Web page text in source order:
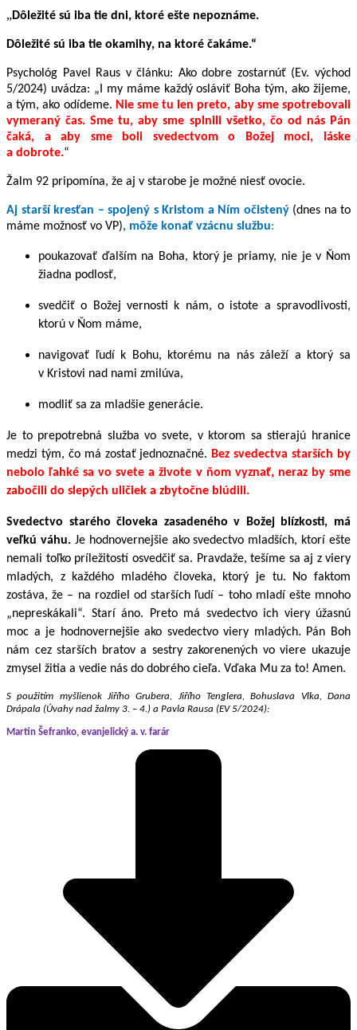
„Dôležité sú iba tie dni, ktoré ešte nepoznáme.
Dôležité sú iba tie okamihy, na ktoré čakáme.“
Psychológ Pavel Raus v článku: Ako dobre zostarnúť (Ev. východ
5/2024) uvádza: „I my máme každý osláviť Boha tým, ako žijeme,
a tým, ako odídeme. Nie sme tu len preto, aby sme spotrebovali
vymeraný čas. Sme tu, aby sme splnili všetko, čo od nás Pán
čaká, a aby sme boli svedectvom o Božej moci, láske
a dobrote.“
Žalm 92 pripomína, že aj v starobe je možné niesť ovocie.
Aj starší kresťan – spojený s Kristom a Ním očistený (dnes na to
máme možnosť vo VP), môže konať vzácnu službu:
poukazovať ďalším na Boha, ktorý je priamy, nie je v Ňom
žiadna podlosť,
svedčiť o Božej vernosti k nám, o istote a spravodlivosti,
ktorú v Ňom máme,
navigovať ľudí k Bohu, ktorému na nás záleží a ktorý sa
v Kristovi nad nami zmilúva,
modliť sa za mladšie generácie.
Je to prepotrebná služba vo svete, v ktorom sa stierajú hranice
medzi tým, čo má zostať jednoznačné. Bez svedectva starších by
nebolo ľahké sa vo svete a živote v ňom vyznať, neraz by sme
zabočili do slepých uličiek a zbytočne blúdili.
Svedectvo starého človeka zasadeného v Božej blízkosti, má
veľkú váhu. Je hodnovernejšie ako svedectvo mladších, ktorí ešte
nemali toľko príležitostí osvedčiť sa. Pravdaže, tešíme sa aj z viery
mladých, z každého mladého človeka, ktorý je tu. No faktom
zostáva, že – na rozdiel od starších ľudí – toho mladí ešte mnoho
„nepreskákali“. Starí áno. Preto má svedectvo ich viery úžasnú
moc a je hodnovernejšie ako svedectvo viery mladých. Pán Boh
nám cez starších bratov a sestry zakorenených vo viere ukazuje
zmysel žitia a vedie nás do dobrého cieľa. Vďaka Mu za to! Amen.
S použitím myšlienok Jiřího Grubera, Jiřího Tenglera, Bohuslava Vlka, Dana
Drápala (Úvahy nad žalmy 3. – 4.) a Pavla Rausa (EV 5/2024):
Martin Šefranko, evanjelický a. v. farár